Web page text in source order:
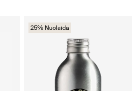
25% Nuolaida